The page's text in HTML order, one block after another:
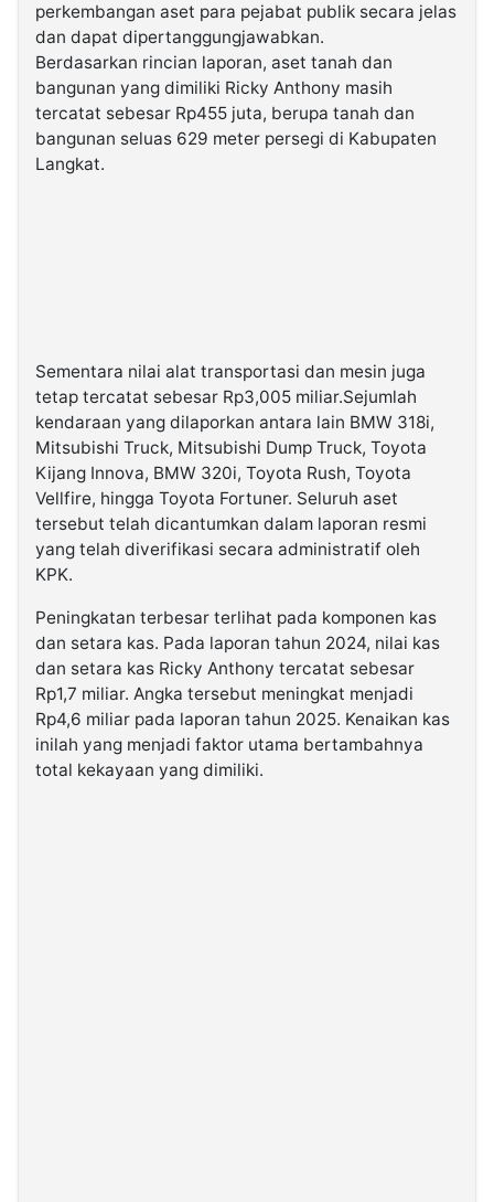
perkembangan aset para pejabat publik secara jelas
dan dapat dipertanggungjawabkan.
Berdasarkan rincian laporan, aset tanah dan
bangunan yang dimiliki Ricky Anthony masih
tercatat sebesar Rp455 juta, berupa tanah dan
bangunan seluas 629 meter persegi di Kabupaten
Langkat.
Sementara nilai alat transportasi dan mesin juga
tetap tercatat sebesar Rp3,005 miliar.Sejumlah
kendaraan yang dilaporkan antara lain BMW 318i,
Mitsubishi Truck, Mitsubishi Dump Truck, Toyota
Kijang Innova, BMW 320i, Toyota Rush, Toyota
Vellfire, hingga Toyota Fortuner. Seluruh aset
tersebut telah dicantumkan dalam laporan resmi
yang telah diverifikasi secara administratif oleh
KPK.
Peningkatan terbesar terlihat pada komponen kas
dan setara kas. Pada laporan tahun 2024, nilai kas
dan setara kas Ricky Anthony tercatat sebesar
Rp1,7 miliar. Angka tersebut meningkat menjadi
Rp4,6 miliar pada laporan tahun 2025. Kenaikan kas
inilah yang menjadi faktor utama bertambahnya
total kekayaan yang dimiliki.